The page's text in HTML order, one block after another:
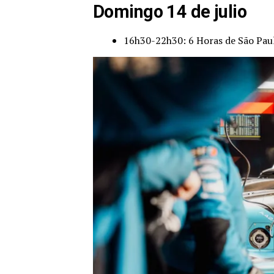
Domingo 14 de julio
16h30-22h30: 6 Horas de São